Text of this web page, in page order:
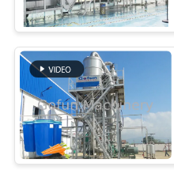
MAPA
DO
SITE
POLÍTICA
DE
PRIVACIDADE
Linha de
abacaxi